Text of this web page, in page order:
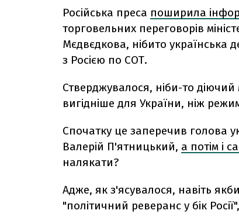
Російська преса поширила
торговельних переговорів
Мєдвєдкова, нібито українська
з Росією по СОТ.
Стверджувалося, ніби-то діючий
вигідніше для України, ніж
Спочатку це заперечив голова
Валерій П'ятницький, а потім і
налякати?
Адже, як з'ясувалося, навіть
"політичний реверанс у бік